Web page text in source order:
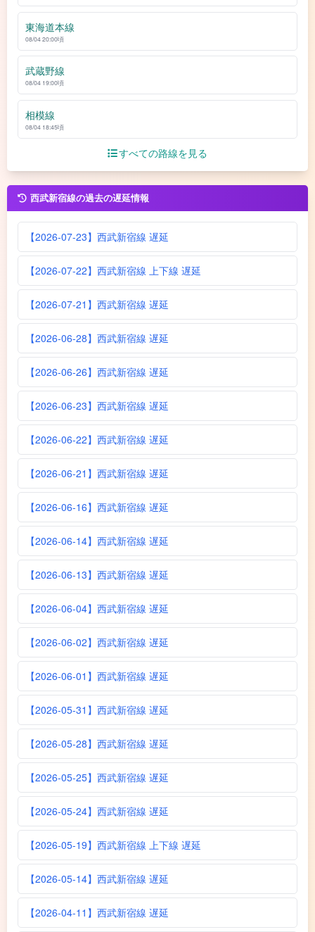
東海道本線
08/04 20:00頃
武蔵野線
08/04 19:00頃
相模線
08/04 18:45頃
すべての路線を見る
西武新宿線の過去の遅延情報
【2026-07-23】西武新宿線 遅延
【2026-07-22】西武新宿線 上下線 遅延
【2026-07-21】西武新宿線 遅延
【2026-06-28】西武新宿線 遅延
【2026-06-26】西武新宿線 遅延
【2026-06-23】西武新宿線 遅延
【2026-06-22】西武新宿線 遅延
【2026-06-21】西武新宿線 遅延
【2026-06-16】西武新宿線 遅延
【2026-06-14】西武新宿線 遅延
【2026-06-13】西武新宿線 遅延
【2026-06-04】西武新宿線 遅延
【2026-06-02】西武新宿線 遅延
【2026-06-01】西武新宿線 遅延
【2026-05-31】西武新宿線 遅延
【2026-05-28】西武新宿線 遅延
【2026-05-25】西武新宿線 遅延
【2026-05-24】西武新宿線 遅延
【2026-05-19】西武新宿線 上下線 遅延
【2026-05-14】西武新宿線 遅延
【2026-04-11】西武新宿線 遅延